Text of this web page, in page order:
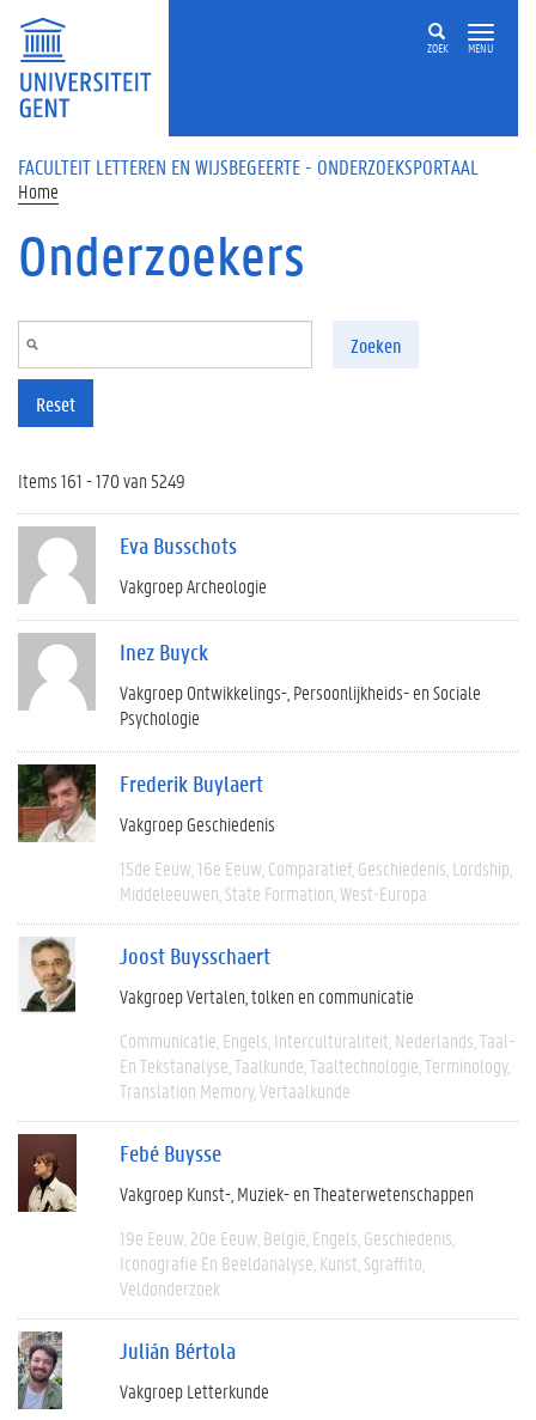
Overslaan en naar de inhoud gaan
ZOEK MENU
FACULTEIT LETTEREN EN WIJSBEGEERTE - ONDERZOEKSPORTAAL
Home
Onderzoekers
Zoeken
Reset
Items 161 - 170 van 5249
Eva Busschots
Vakgroep Archeologie
Inez Buyck
Vakgroep Ontwikkelings-, Persoonlijkheids- en Sociale
Psychologie
Frederik Buylaert
Vakgroep Geschiedenis
15de Eeuw 16e Eeuw Comparatief Geschiedenis Lordship
Middeleeuwen State Formation West-Europa
Joost Buysschaert
Vakgroep Vertalen, tolken en communicatie
Communicatie Engels Interculturaliteit Nederlands Taal-
En Tekstanalyse Taalkunde Taaltechnologie Terminology
Translation Memory Vertaalkunde
Febé Buysse
Vakgroep Kunst-, Muziek- en Theaterwetenschappen
19e Eeuw 20e Eeuw België Engels Geschiedenis
Iconografie En Beeldanalyse Kunst Sgraffito
Veldonderzoek
Julián Bértola
Vakgroep Letterkunde